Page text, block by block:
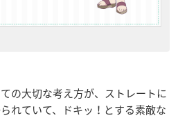
の大切な考え方が、ストレートに
れていて、ドキッ！とする素敵な